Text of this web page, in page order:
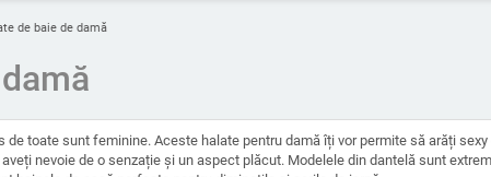
de baie de damă
de toate sunt feminine. Aceste halate pentru damă îți vor permite să arăți
nevoie de o senzație și un aspect plăcut. Modelele din dantelă sunt